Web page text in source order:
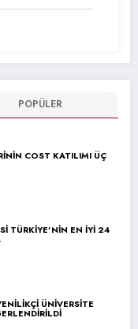
POPÜLER
COST KATILIMI ÜÇ
TÜRKİYE’NİN EN İYİ 24
ÜNİVERSİTE